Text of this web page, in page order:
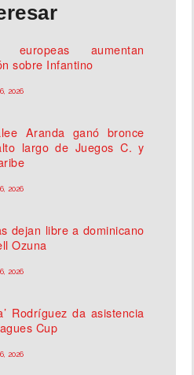
europeas aumentan
sobre Infantino
2026
Aranda ganó bronce
largo de Juegos C. y
2026
dejan libre a dominicano
Ozuna
2026
Rodríguez da asistencia
Cup
2026